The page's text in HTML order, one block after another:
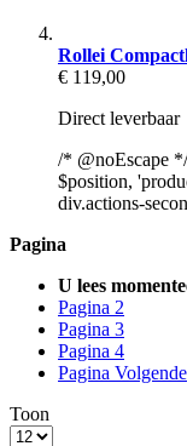
Rollei
€ 119,00
Direct leverbaar
/* @noEscape
$position,
div.actions-
Pagina
U lees
Pagina 2
Pagina 3
Pagina 4
Pagina Volgende
Toon